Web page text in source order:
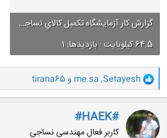
گزارش کار آزمايشگاه تکميل کالاي نساجي(جلسه پنجم).doc
64.5 کیلوبایت · بازدیدها: 1
و
ا
ک
ن
ش
ه
Setayesh
,
me.sa وtirana65
#HAEK#
کاربر فعال مهندسی نساجی